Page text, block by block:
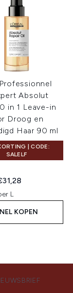
Absolut
in 1 Leave-in
Droog en
Haar 90 ml
| CODE:
SALELF
Retail Price:
prijs:
L
KOPEN